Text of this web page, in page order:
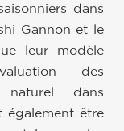
dans
Gannon et le
leur modèle
des
naturel dans
également être